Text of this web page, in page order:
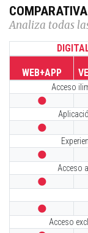
Analiza todas
WEB+APP
Acceso



Acceso


Acceso